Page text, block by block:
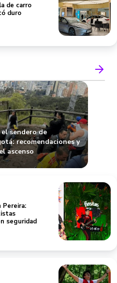
de carro
duro
sendero de
recomendaciones y
ascenso
Pereira:
seguridad